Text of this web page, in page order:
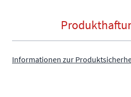
Informationen zur